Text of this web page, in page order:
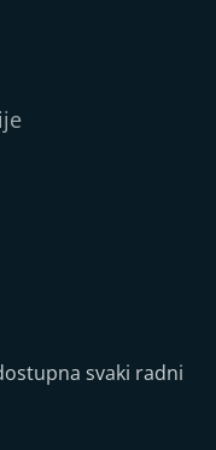
svaki radni